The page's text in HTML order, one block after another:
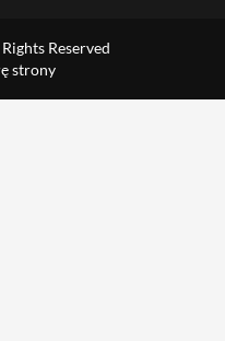
Reserved
strony